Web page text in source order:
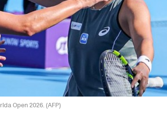
Open 2026. (AFP)